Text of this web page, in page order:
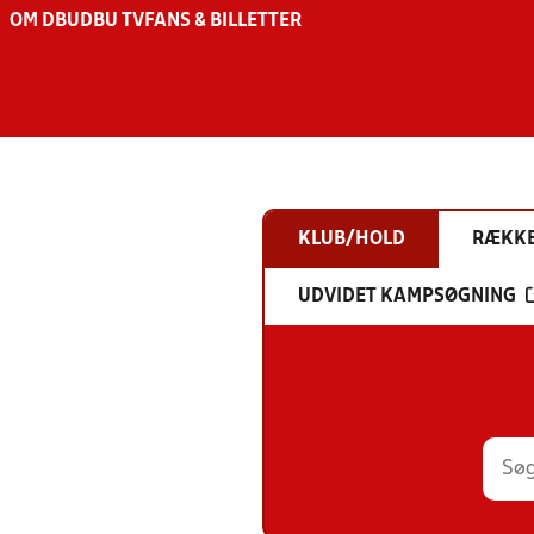
OM DBU DBU TV FANS & BILLETTER
KLUB/HOLD
UDVIDET KAMPSØGNING